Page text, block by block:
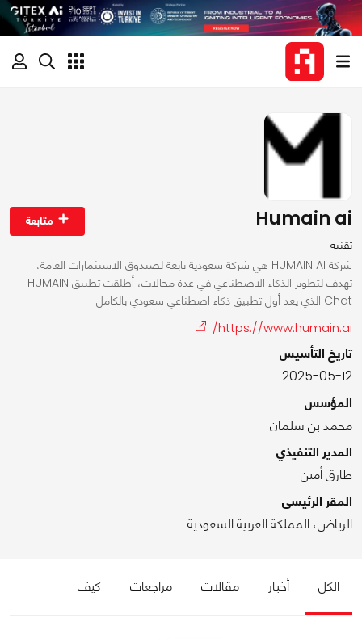
Humain ai
تقنية
متابعة
شركة HUMAIN AI هي شركة سعودية تابعة لصندوق الاستثمارات العامة،
تهدف لتطوير الذكاء الاصطناعي في عدة مجالات، أطلقت تطبيق HUMAIN
Chat الذي يعد أول تطبيق ذكاء اصطناعي سعودي بالكامل.
https://www.humain.ai/
تاريخ التأسيس
2025-05-12
المؤسس
محمد بن سلمان
المدير التنفيذي
طارق أمين
المقر الرئيسى
الرياض، المملكة العربية السعودية
الكل أخبار مقالات مراجعات كيف